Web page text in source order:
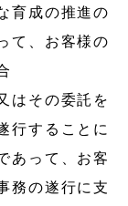
育成の推進の
て、お客様の
はその委託を
行することに
あって、お客
務の遂行に支